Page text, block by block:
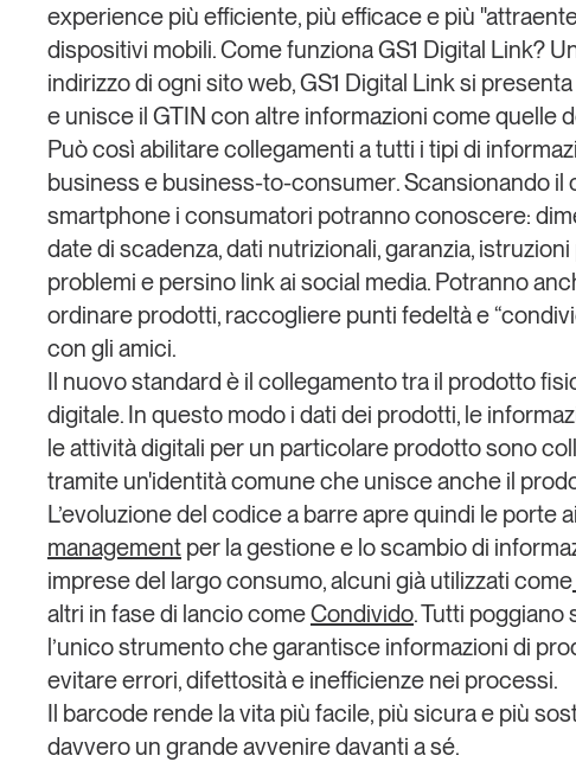
experience più efficiente, più efficace e più
dispositivi mobili. Come funziona GS1 Digital Link?
indirizzo di ogni sito web, GS1 Digital Link si
e unisce il GTIN con altre informazioni come quelle
Può così abilitare collegamenti a tutti i tipi di
business e business-to-consumer. Scansionando il
smartphone i consumatori potranno conoscere:
date di scadenza, dati nutrizionali, garanzia,
problemi e persino link ai social media. Potranno
ordinare prodotti, raccogliere punti fedeltà e
con gli amici.
Il nuovo standard è il collegamento tra il prodotto
digitale. In questo modo i dati dei prodotti, le
le attività digitali per un particolare prodotto sono
tramite un'identità comune che unisce anche il
L’evoluzione del codice a barre apre quindi le porte ai
managementper la gestione e lo scambio di
imprese del largo consumo, alcuni già utilizzati come
altri in fase di lancio comeCondivido. Tutti poggiano
l’unico strumento che garantisce informazioni di
evitare errori, difettosità e inefficienze nei processi.
Il barcode rende la vita più facile, più sicura e più
davvero un grande avvenire davanti a sé.